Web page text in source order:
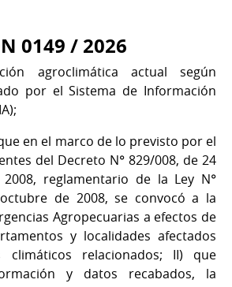
0149 / 2026
agroclimática actual según
por el Sistema de Información
en el marco de lo previsto por el
del Decreto N° 829/008, de 24
reglamentario de la Ley N°
de 2008, se convocó a la
Agropecuarias a efectos de
y localidades afectados
relacionados; II) que
y datos recabados, la